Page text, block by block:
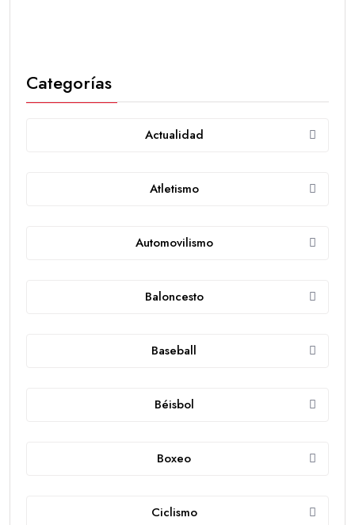
Categorías
Actualidad
Atletismo
Automovilismo
Baloncesto
Baseball
Béisbol
Boxeo
Ciclismo